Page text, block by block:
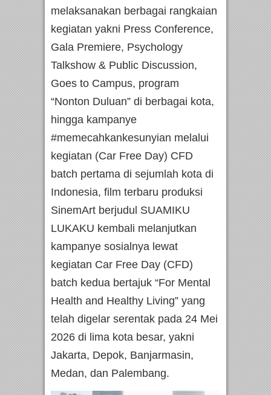
melaksanakan berbagai rangkaian
kegiatan yakni Press Conference,
Gala Premiere, Psychology
Talkshow & Public Discussion,
Goes to Campus, program
“Nonton Duluan” di berbagai kota,
hingga kampanye
#memecahkankesunyian melalui
kegiatan (Car Free Day) CFD
batch pertama di sejumlah kota di
Indonesia, film terbaru produksi
SinemArt berjudul SUAMIKU
LUKAKU kembali melanjutkan
kampanye sosialnya lewat
kegiatan Car Free Day (CFD)
batch kedua bertajuk “For Mental
Health and Healthy Living” yang
telah digelar serentak pada 24 Mei
2026 di lima kota besar, yakni
Jakarta, Depok, Banjarmasin,
Medan, dan Palembang.